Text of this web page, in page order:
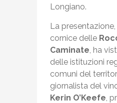
Longiano.
La
cornice delle
Caminate, ha
delle istituzioni
comuni del
giornalista del
Kerin O’Keefe,